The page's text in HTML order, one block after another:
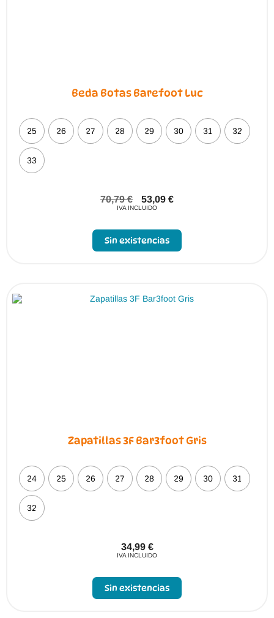
Beda Botas Barefoot Luc
25 26 27 28 29 30 31 32
33
70,79€ 53,09 €
IVA INCLUIDO
Sin existencias
Zapatillas 3F Bar3foot Gris
24 25 26 27 28 29 30 31
32
34,99 €
IVA INCLUIDO
Sin existencias